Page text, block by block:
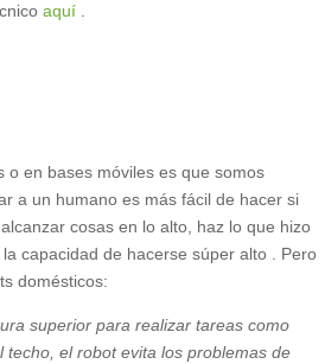
aquí .
en bases móviles es que somos
a un humano es más fácil de hacer si
cosas en lo alto, haz lo que hizo
capacidad de hacerse súper alto . Pero
domésticos:
superior para realizar tareas como
el robot evita los problemas de